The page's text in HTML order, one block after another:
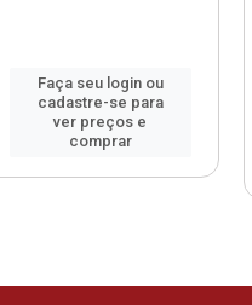
Faça seu login ou
cadastre-se para
ver preços e
comprar